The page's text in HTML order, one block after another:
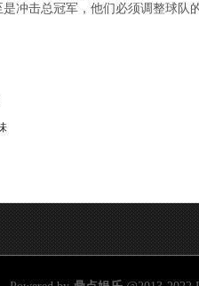
冲击总冠军，他们必须调整球队